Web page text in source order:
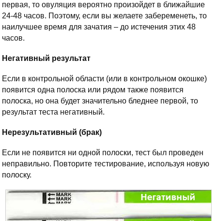
первая, то овуляция вероятно произойдет в ближайшие
24-48 часов. Поэтому, если вы желаете забеременеть, то
наилучшее время для зачатия – до истечения этих 48
часов.
Негативный результат
Если в контрольной области (или в контрольном окошке)
появится одна полоска или рядом также появится
полоска, но она будет значительно бледнее первой, то
результат теста негативный.
Нерезультативный (брак)
Если не появится ни одной полоски, тест был проведен
неправильно. Повторите тестирование, используя новую
полоску.